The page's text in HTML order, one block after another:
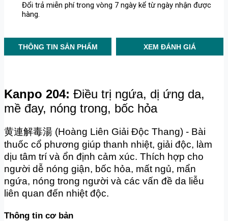
XEM ĐÁNH GIÁ
THÔNG TIN SẢN PHẨM
Đổi trả miễn phí trong vòng 7 ngày kể từ ngày nhận được
hàng.
Kanpo 204: Điều trị ngứa, dị ứng da,
mề đay, nóng trong, bốc hỏa
黄連解毒湯 (Hoàng Liên Giải Độc Thang) - Bài
thuốc cổ phương giúp thanh nhiệt, giải độc, làm
dịu tâm trí và ổn định cảm xúc. Thích hợp cho
người dễ nóng giận, bốc hỏa, mất ngủ, mẩn
ngứa, nóng trong người và các vấn đề da liễu
liên quan đến nhiệt độc.
Thông tin cơ bản